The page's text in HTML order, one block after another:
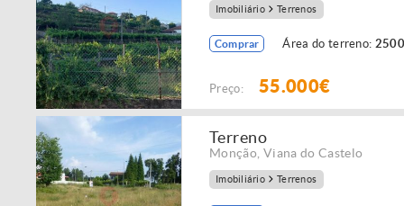
Imobiliário Terrenos
Comprar Área do terreno:
Preço: 55.000€
Terreno
Monção Viana do Castelo
Imobiliário Terrenos